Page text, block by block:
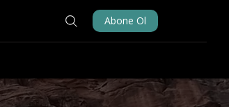
Abone Ol